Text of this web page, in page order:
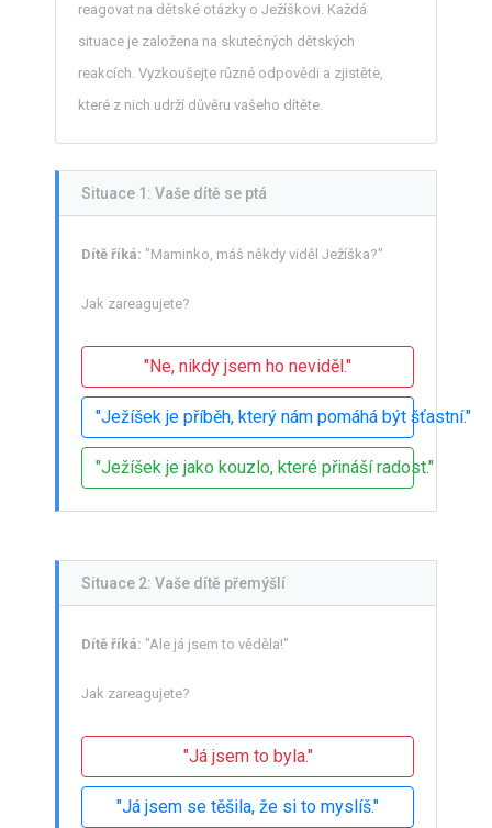
reagovat na dětské otázky o Ježíškovi. Každá
situace je založena na skutečných dětských
reakcích. Vyzkoušejte různé odpovědi a zjistěte,
které z nich udrží důvěru vašeho dítěte.
Situace 1: Vaše dítě se ptá
Dítě říká: "Maminko, máš někdy viděl Ježíška?"
Jak zareagujete?
"Ne, nikdy jsem ho neviděl."
"Ježíšek je příběh, který nám pomáhá být šťastní."
"Ježíšek je jako kouzlo, které přináší radost."
Situace 2: Vaše dítě přemýšlí
Dítě říká: "Ale já jsem to věděla!"
Jak zareagujete?
"Já jsem to byla."
"Já jsem se těšila, že si to myslíš."